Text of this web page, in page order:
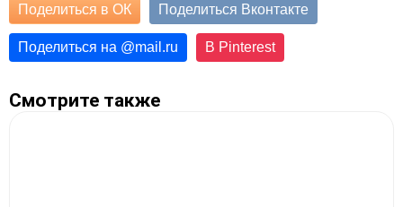
Поделиться в ОК Поделиться Вконтакте
Поделиться на @mail.ru В Pinterest
Смотрите также